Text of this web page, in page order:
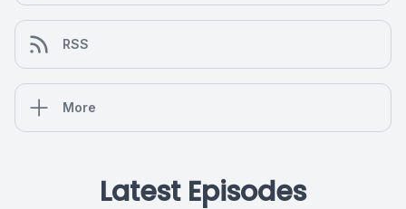
RSS
More
Latest Episodes